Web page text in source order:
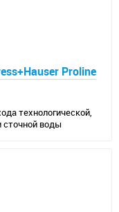
Proline
технологической,
сточной воды